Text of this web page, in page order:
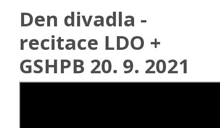
Den divadla -
recitace LDO +
GSHPB 20. 9. 2021